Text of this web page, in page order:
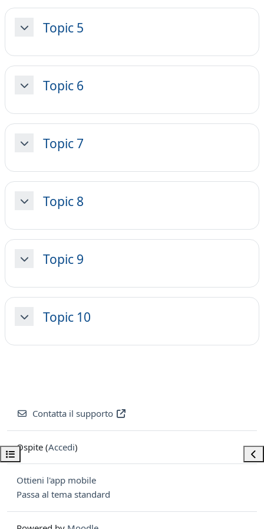
Apri indice del corso
MinimizzaTopic 5
MinimizzaTopic 6
MinimizzaTopic 7
MinimizzaTopic 8
MinimizzaTopic 9
MinimizzaTopic 10
Contatta il supporto
Ospite (Accedi)
Ottieni l'app mobile
Passa al tema standard